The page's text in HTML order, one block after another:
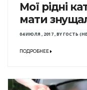
Мої рідні
мати
04 ИЮЛЯ , 2017,BYГОСТЬ
ПОДРОБНЕЕ